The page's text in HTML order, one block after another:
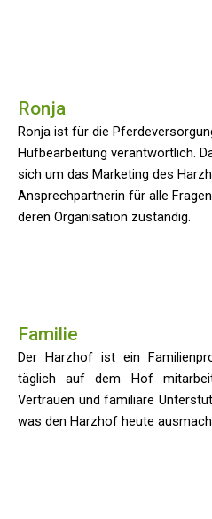
Ronja
Ronja ist für die
Hufbearbeitung verantwortlich.
sich um das Marketing des
Ansprechpartnerin für alle
deren Organisation zuständig.
Familie
Der Harzhof ist ein
täglich auf dem Hof
Vertrauen und familiäre
was den Harzhof heute